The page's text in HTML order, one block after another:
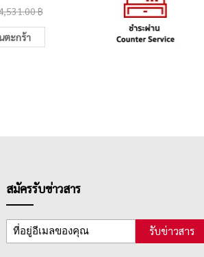
฿
ตะกร้า
6,848.00 ฿
เพิ่มในตะกร้า
สมัครรับข่าวสาร
รับข่าวสาร